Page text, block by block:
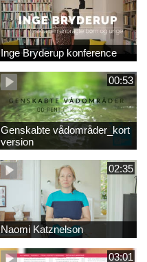
Inge Bryderup konference
00:53
Genskabte vådområder_kort
version
02:35
Naomi Katznelson
03:01